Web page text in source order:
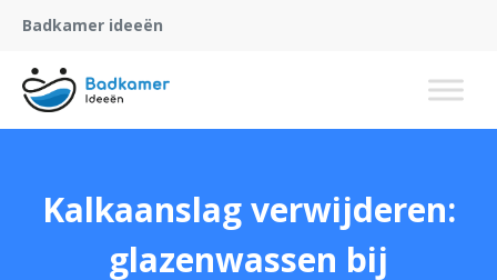
Badkamer ideeën
Kalkaanslag verwijderen:
glazenwassen bij